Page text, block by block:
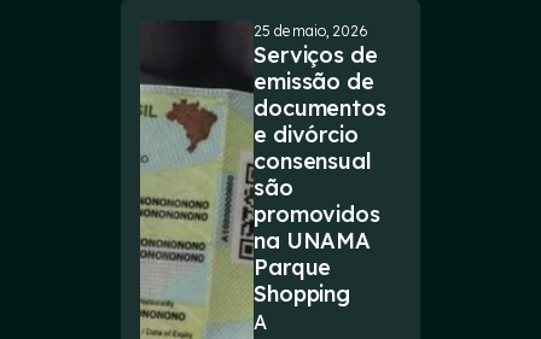
25 de maio, 2026
Serviços de
emissão de
documentos
e divórcio
consensual
são
promovidos
na UNAMA
Parque
Shopping
A